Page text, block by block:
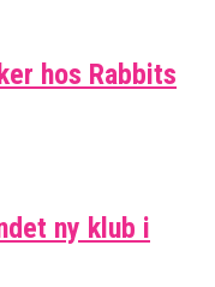
hos Rabbits
ny klub i